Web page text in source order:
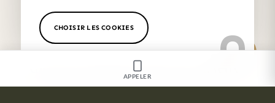
Les secteurs proches de notre
cabinetTraitement chute des cheveux
Marseille 8ème,Aix en Provence,Aubagne,Cassis,Var,
CHOISIR LES COOKIES
APPELER